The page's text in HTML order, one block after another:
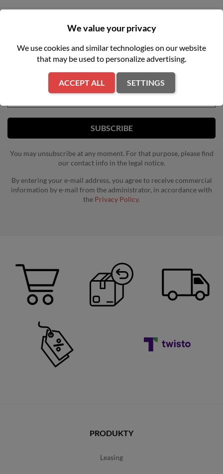
NEWSLETTER
Get our latest news and special sales
You may unsubscribe at any moment. For that purpose, please find
our contact info in the legal notice.
By entering your e-mail address, you agree to receive commercial
information by e-mail from the administrator, in accordance with
the Privacy Policy.
PRODUKTY
leasing
We value your privacy
We use cookies and similar technologies on our website
that may be used to personalize advertising.
ACCEPT ALL SETTINGS